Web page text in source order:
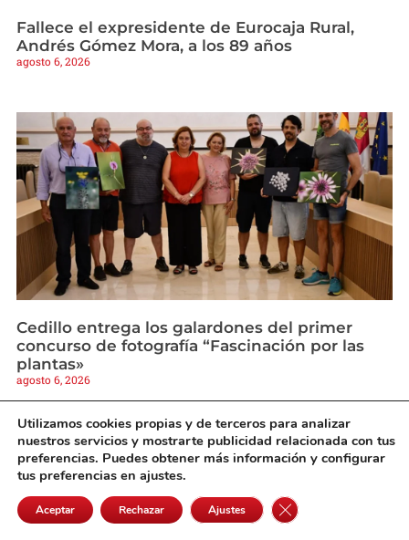
Fallece el expresidente de Eurocaja Rural,
Andrés Gómez Mora, a los 89 años
agosto 6, 2026
Cedillo entrega los galardones del primer
concurso de fotografía “Fascinación por las
plantas»
agosto 6, 2026
Utilizamos cookies propias y de terceros para analizar
nuestros servicios y mostrarte publicidad relacionada con tus
preferencias. Puedes obtener más información y configurar
tus preferencias en ajustes.
Aceptar Rechazar Ajustes Cerrar el banner de